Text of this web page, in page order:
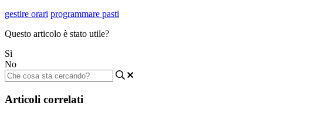
gestire orari programmare pasti
Questo articolo è stato utile?
Sì
No
Articoli correlati